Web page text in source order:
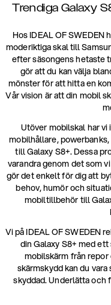
Trendiga Galaxy
Hos IDEAL OF
moderiktiga skal till
efter säsongens hetaste
gör att du kan välja
mönster för att hitta en
Vår vision är att din mobil
Utöver mobilskal har
mobilhållare,
till Galaxy S8+. Dessa
varandra genom det som
gör det enkelt för dig att
behov, humör och
mobiltillbehör till
Vi på IDEAL OF SWEDEN
din Galaxy S8+ med
mobilskärm från
skärmskydd kan du
skyddad. Underlätta och